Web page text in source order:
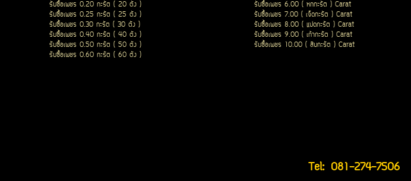
รับซื้อเพชร 0.20 กะรัต ( 20 ตัง )
รับซื้อเพชร 0.25 กะรัต ( 25 ตัง )
รับซื้อเพชร 0.30 กะรัต ( 30 ตัง )
รับซื้อเพชร 0.40 กะรัต ( 40 ตัง )
รับซื้อเพชร 0.50 กะรัต ( 50 ตัง )
รับซื้อเพชร 0.60 กะรัต ( 60 ตัง )
รับซื้อเพชร 6.00 ( หกกะรัต ) Carat
รับซื้อเพชร 7.00 ( เจ็ดกะรัต ) Carat
รับซื้อเพชร 8.00 ( แปดกะรัต ) Carat
รับซื้อเพชร 9.00 ( เก้ากะรัต ) Carat
รับซื้อเพชร 10.00 ( สิบกะรัต ) Carat
Tel: 081-274-7506